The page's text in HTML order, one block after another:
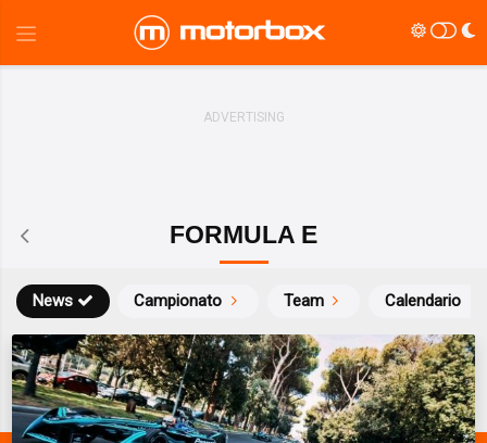
FORMULA E
News Campionato Team Calendario